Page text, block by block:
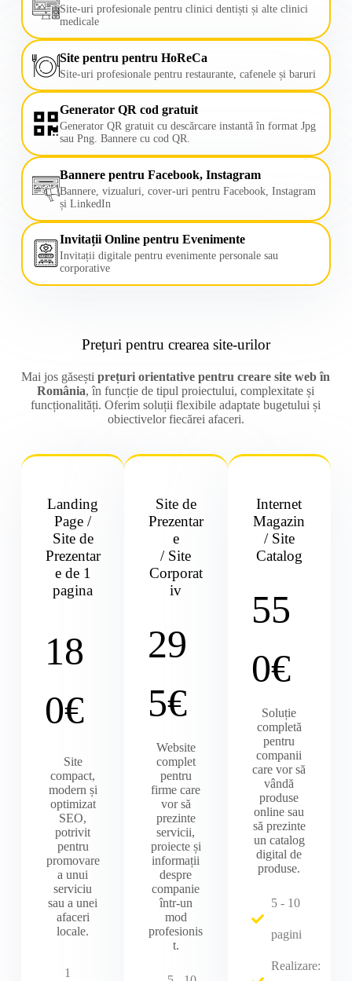
Site-uri profesionale pentru clinici dentiști și alte clinici
medicale
Site pentru pentru HoReCa
Site-uri profesionale pentru restaurante, cafenele și baruri
Generator QR cod gratuit
Generator QR gratuit cu descărcare instantă în format Jpg
sau Png. Bannere cu cod QR.
Bannere pentru Facebook, Instagram
Bannere, vizualuri, cover-uri pentru Facebook, Instagram
și LinkedIn
Invitații Online pentru Evenimente
Invitații digitale pentru evenimente personale sau
corporative
Prețuri pentru crearea site-urilor
Mai jos găseștiprețuri orientative pentru creare site web în
România, în funcție de tipul proiectului, complexitate și
funcționalități. Oferim soluții flexibile adaptate bugetului și
obiectivelor fiecărei afaceri.
Landing
Page /
Site de
Prezentar
e de 1
pagina
18
0€
Site
compact,
modern și
optimizat
SEO,
potrivit
pentru
promovare
a unui
serviciu
sau a unei
afaceri
locale.
1
Site de
Prezentar
e
/ Site
Corporat
iv
29
5€
Website
complet
pentru
firme care
vor să
prezinte
servicii,
proiecte și
informații
despre
companie
într-un
mod
profesionis
t.
Internet
Magazin
/ Site
Catalog
55
0€
Soluție
completă
pentru
companii
care vor să
vândă
produse
online sau
să prezinte
un catalog
digital de
produse.
5 - 10
pagini
Realizare: